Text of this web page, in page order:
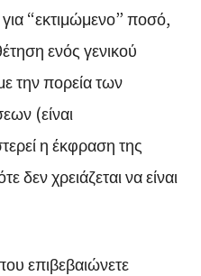
“εκτιμώμενο” ποσό,
ενός γενικού
την πορεία των
(είναι
η έκφραση της
χρειάζεται να είναι
επιβεβαιώνετε